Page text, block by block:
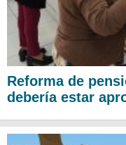
Reforma de
debería estar